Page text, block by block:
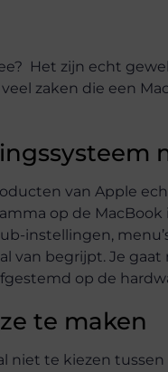
Het zijn echt
veel zaken die een
van Apple
op de
instellingen,
van begrijpt. Je
op de
te maken
niet te kiezen